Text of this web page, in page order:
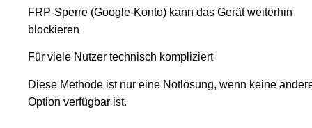
FRP-Sperre (Google-Konto) kann das Gerät weiterhin
blockieren
Für viele Nutzer technisch kompliziert
Diese Methode ist nur eine Notlösung, wenn keine
Option verfügbar ist.